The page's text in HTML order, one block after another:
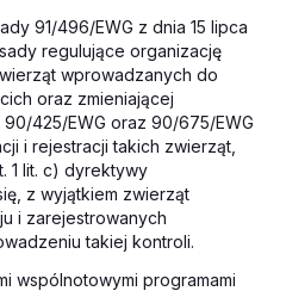
91/496/EWG z dnia 15 lipca
regulujące organizację
wprowadzanych do
oraz zmieniającej
425/EWG oraz 90/675/EWG
i rejestracji takich zwierząt,
1 lit. c) dyrektywy
z wyjątkiem zwierząt
i zarejestrowanych
takiej kontroli.
wspólnotowymi programami